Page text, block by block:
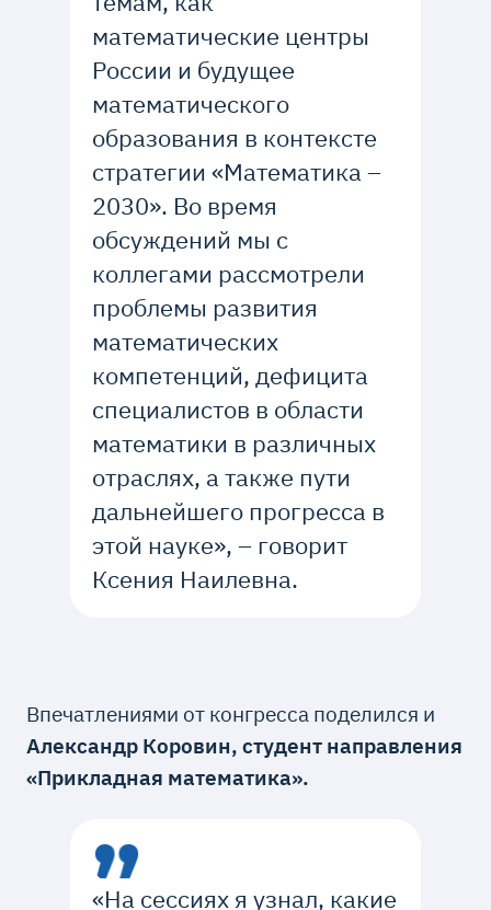
математические центры
России и будущее
математического
образования в контексте
стратегии «Математика –
2030». Во время
обсуждений мы с
коллегами рассмотрели
проблемы развития
математических
компетенций, дефицита
специалистов в области
математики в различных
отраслях, а также пути
дальнейшего прогресса в
этой науке», – говорит
Ксения Наилевна.
Впечатлениями от конгресса поделился и
Александр Коровин, студент направления
«Прикладная математика».
«На сессиях я узнал, какие